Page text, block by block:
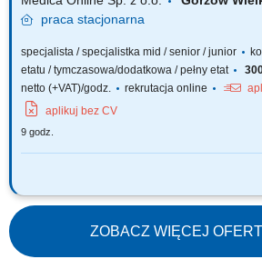
praca stacjonarna
specjalista / specjalistka mid / senior / junior
etatu / tymczasowa/dodatkowa / pełny etat
netto (+VAT)/godz.
rekrutacja online
aplikuj bez CV
9 godz.
Zapraszamy do współpracy z naszą firmą
marihuanie, działającej stacjonarnie.
lekarzy i lekarek różnych specjalizacji, którzy są
poszerzanie wiedzy, aby dołączyć do naszego
ZOBACZ WIĘCEJ